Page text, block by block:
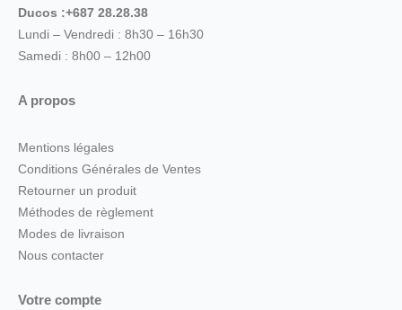
Ducos :+687 28.28.38
Lundi – Vendredi : 8h30 – 16h30
Samedi : 8h00 – 12h00
A propos
Mentions légales
Conditions Générales de Ventes
Retourner un produit
Méthodes de règlement
Modes de livraison
Nous contacter
Votre compte